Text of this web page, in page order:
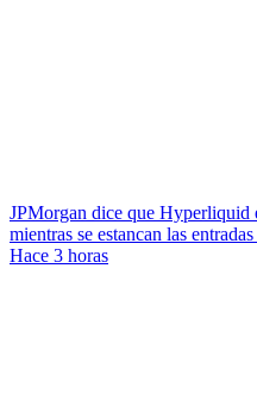
JPMorgan dice que Hyperliquid
mientras se estancan las
Hace 3 horas